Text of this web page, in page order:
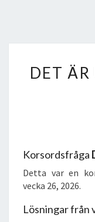
DET
Korsordsfråga
Detta var en
vecka 26, 2026.
Lösningar från